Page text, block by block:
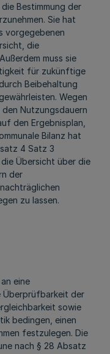
Bestimmung der
Sie hat
vorgegebenen
die
muss sie
für zukünftige
Beibehaltung
Wegen
Nutzungsdauern
den Ergebnisplan,
Bilanz hat
4 Satz 3
Übersicht über die
der
zu lassen.
eine
Überprüfbarkeit der
sowie
bedingen, einen
festzulegen. Die
nach § 28 Absatz